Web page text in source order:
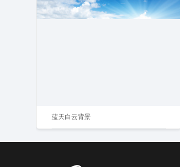
蓝天白云背景